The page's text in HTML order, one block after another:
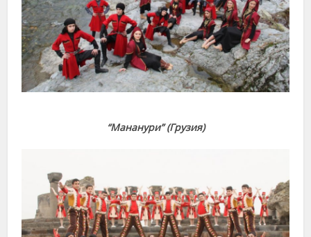
“Мананури” (Грузия)